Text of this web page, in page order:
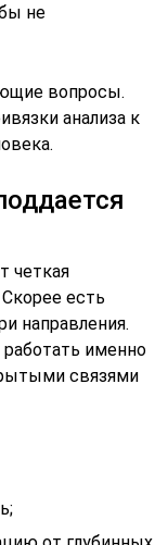
не
вопросы.
анализа к
четкая
есть
направления.
именно
связями